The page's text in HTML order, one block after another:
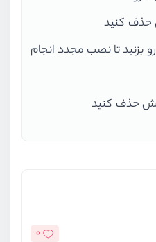
و دستور composer install رو بزنید تا نصب مجدد انجام
0